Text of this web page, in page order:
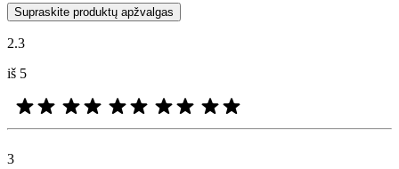
Klientų nuomonės, pateikiamos kaip produktų ir žvaigždučių
Supraskite produktų apžvalgas
2.3
iš 5
3